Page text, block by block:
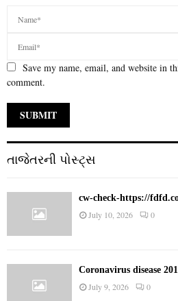
Save my name, email, and website in
comment.
તાજેતરની પોસ્ટ્સ
cw-check-https://
July 10, 2026 0
Coronavirus disease
July 9, 2026 0